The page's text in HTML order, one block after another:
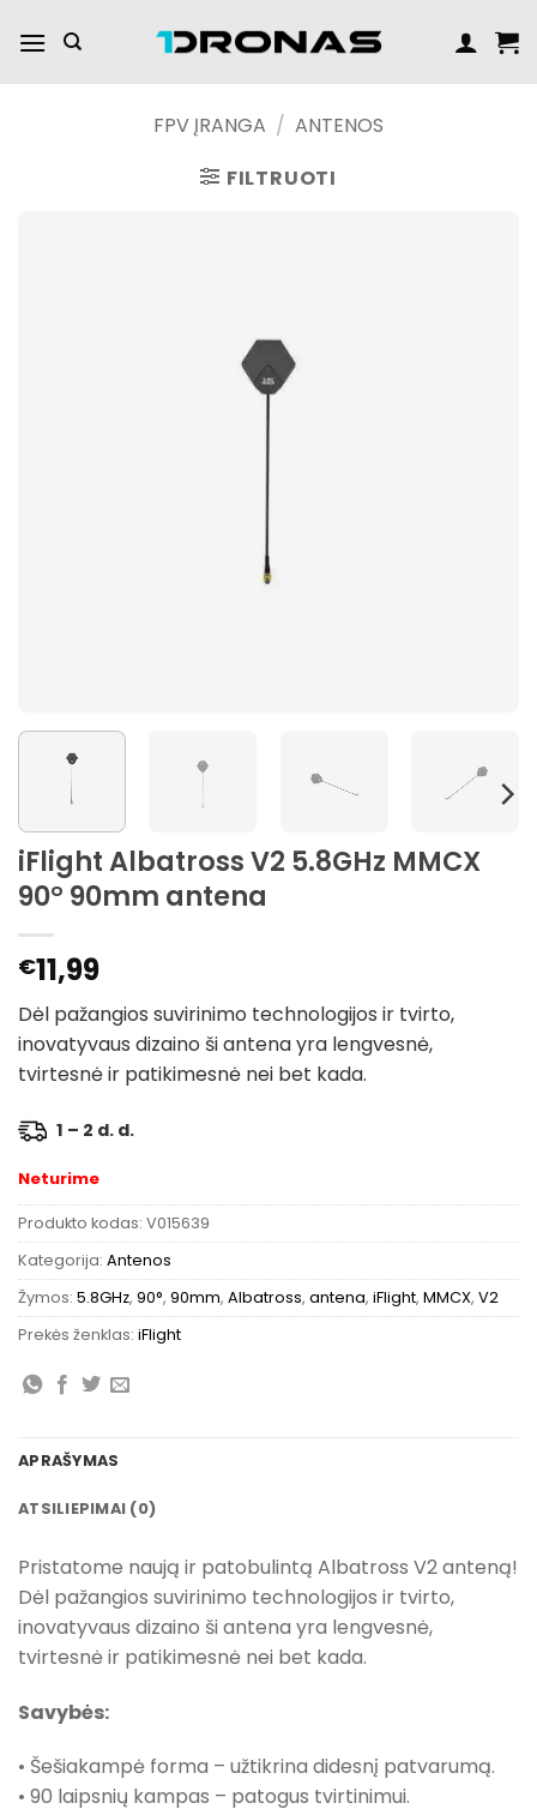
turinį
FPV ĮRANGA / ANTENOS
FILTRUOTI
iFlight Albatross V2 5.8GHz MMCX
90° 90mm antena
€11,99
Dėl pažangios suvirinimo technologijos ir tvirto,
inovatyvaus dizaino ši antena yra lengvesnė,
tvirtesnė ir patikimesnė nei bet kada.
1 – 2 d. d.
Neturime
Produkto kodas: V015639
Kategorija: Antenos
Žymos: 5.8GHz, 90°, 90mm, Albatross, antena, iFlight, MMCX, V2
Prekės ženklas: iFlight
APRAŠYMAS
ATSILIEPIMAI (0)
Pristatome naują ir patobulintą Albatross V2 anteną!
Dėl pažangios suvirinimo technologijos ir tvirto,
inovatyvaus dizaino ši antena yra lengvesnė,
tvirtesnė ir patikimesnė nei bet kada.
Savybės:
• Šešiakampė forma – užtikrina didesnį patvarumą.
• 90 laipsnių kampas – patogus tvirtinimui.